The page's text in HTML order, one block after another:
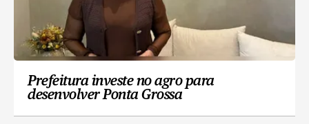
Prefeitura investe no agro para
desenvolver Ponta Grossa